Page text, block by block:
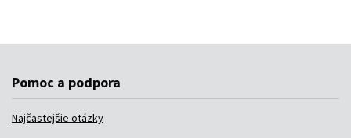
Pomoc a podpora
Najčastejšie otázky